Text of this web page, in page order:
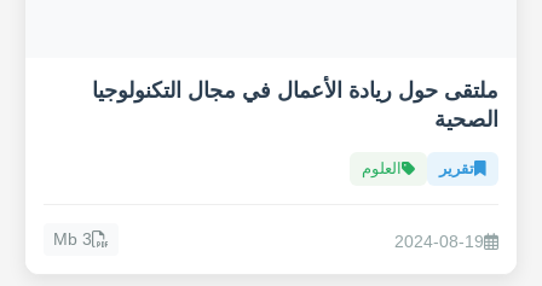
ملتقى حول ريادة الأعمال في مجال التكنولوجيا
الصحية
تقرير العلوم
2024-08-19
3 Mb